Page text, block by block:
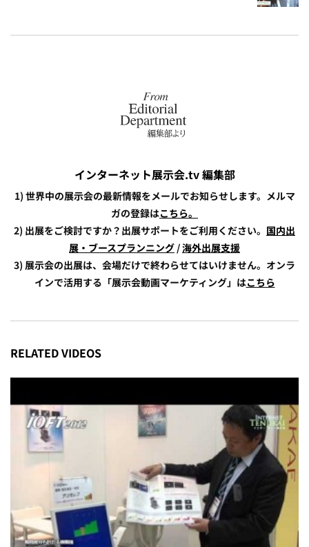
インターネット展示会.tv 編集部
1) 世界中の展示会の最新情報をメールでお知らせします。メルマ
ガの登録はこちら。
2) 出展をご検討ですか？出展サポートをご利用ください。 国内出
展・ブースプランニング /海外出展支援
3) 展示会の出展は、会場だけで終わらせてはいけません。オンラ
インで活用する「展示会動画マーケティング」はこちら
RELATED VIDEOS